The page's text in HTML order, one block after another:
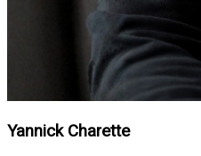
Yannick Charette